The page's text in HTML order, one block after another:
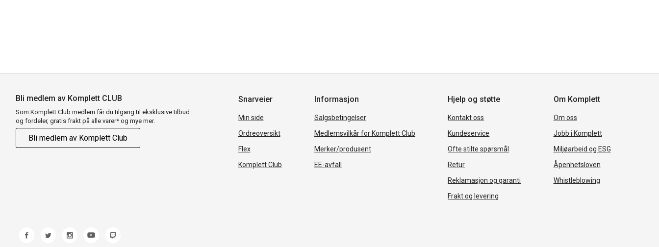
Bli medlem av Komplett CLUB
Som Komplett Club medlem får du tilgang til eksklusive tilbud
og fordeler, gratis frakt på alle varer* og mye mer.
Bli medlem av Komplett Club
Snarveier
Min side
Ordreoversikt
Flex
Komplett Club
Informasjon
Salgsbetingelser
Medlemsvilkår for Komplett Club
Merker/produsent
EE-avfall
Hjelp og støtte
Kontakt oss
Kundeservice
Ofte stilte spørsmål
Retur
Reklamasjon og garanti
Frakt og levering
Om Komplett
Om oss
Jobb i Komplett
Miljøarbeid og ESG
Åpenhetsloven
Whistleblowing